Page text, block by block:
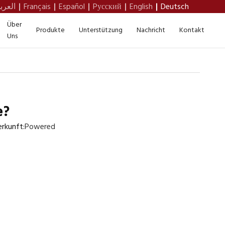
Français Español Pусский English Deutsch
Über
Uns
Produkte Unterstützung Nachricht Kontakt
Powered